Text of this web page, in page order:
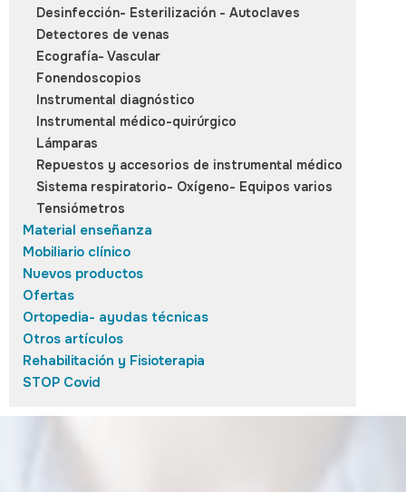
Desinfección- Esterilización - Autoclaves
Detectores de venas
Ecografía- Vascular
Fonendoscopios
Instrumental diagnóstico
Instrumental médico-quirúrgico
Lámparas
Repuestos y accesorios de instrumental médico
Sistema respiratorio- Oxígeno- Equipos varios
Tensiómetros
Material enseñanza
Mobiliario clínico
Nuevos productos
Ofertas
Ortopedia- ayudas técnicas
Otros artículos
Rehabilitación y Fisioterapia
STOP Covid